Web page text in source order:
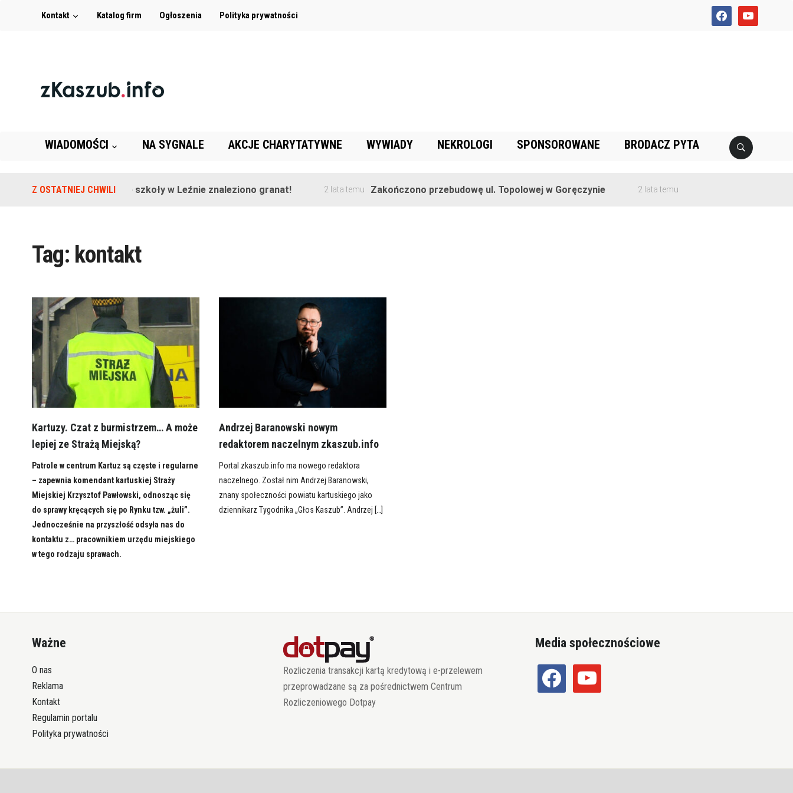
facebookyoutube
Kontakt Katalog firm Ogłoszenia Polityka prywatności
WIADOMOŚCI NA SYGNALE AKCJE CHARYTATYWNE WYWIADY NEKROLOGI SPONSOROWANE BRODACZ PYTA
Z OSTATNIEJ CHWILINa terenie szkoły w Leźnie znaleziono granat! 2 lata temu Zakończono przebudowę ul. Topolowej w Goręczynie 2 lata temu
Tag: kontakt
Kartuzy. Czat z burmistrzem… A może
lepiej ze Strażą Miejską?
Patrole w centrum Kartuz są częste i regularne
– zapewnia komendant kartuskiej Straży
Miejskiej Krzysztof Pawłowski, odnosząc się
do sprawy kręcących się po Rynku tzw. „żuli”.
Jednocześnie na przyszłość odsyła nas do
kontaktu z… pracownikiem urzędu miejskiego
w tego rodzaju sprawach.
Andrzej Baranowski nowym
redaktorem naczelnym zkaszub.info
Portal zkaszub.info ma nowego redaktora
naczelnego. Został nim Andrzej Baranowski,
znany społeczności powiatu kartuskiego jako
dziennikarz Tygodnika „Głos Kaszub”. Andrzej […]
Ważne
O nas
Reklama
Kontakt
Regulamin portalu
Polityka prywatności
Rozliczenia transakcji kartą kredytową i e-przelewem
przeprowadzane są za pośrednictwem Centrum
Rozliczeniowego Dotpay
Media społecznościowe
facebook youtube